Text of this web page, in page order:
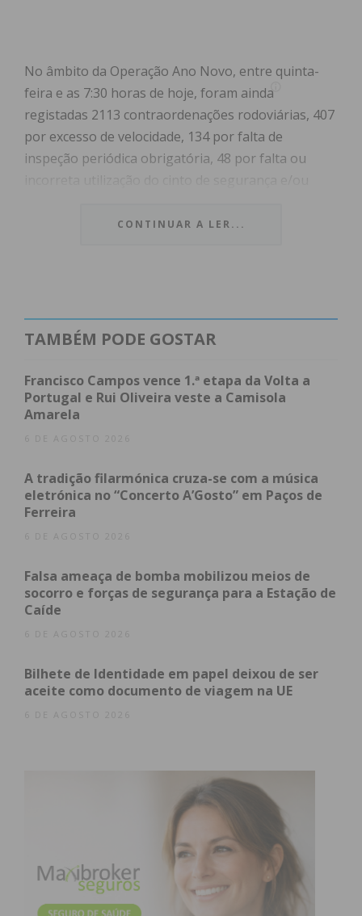
No âmbito da Operação Ano Novo, entre quinta-
feira e as 7:30 horas de hoje, foram ainda
registadas 2113 contraordenações rodoviárias, 407
por excesso de velocidade, 134 por falta de
inspeção periódica obrigatória, 48 por falta ou
indevido do telemóvel no exercício da condução e
registou 230 acidentes, dos quais há a registar 3
Durante a operação, a GNR irá continuar a
priorizar a fiscalização à condução sob a influência
do álcool e de substâncias psicotrópicas, excesso de
manobras perigosas, incorreta execução de
manobras de ultrapassagem, de mudança de
Subscreva a newsletter do
Assine nossa newsletter por e-mail e
obtenha de forma regular a informação
atualizada.
CONTINUAR A LER...
TAMBÉM PODE GOSTAR
Francisco Campos vence 1.ª etapa da Volta a
Portugal e Rui Oliveira veste a Camisola
Amarela
6 DE AGOSTO 2026
A tradição filarmónica cruza-se com a música
eletrónica no “Concerto A’Gosto” em Paços de
Ferreira
6 DE AGOSTO 2026
Falsa ameaça de bomba mobilizou meios de
socorro e forças de segurança para a Estação de
Caíde
6 DE AGOSTO 2026
Bilhete de Identidade em papel deixou de ser
aceite como documento de viagem na UE
6 DE AGOSTO 2026